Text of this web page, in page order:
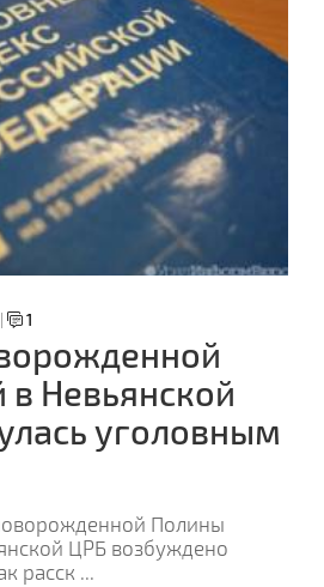
1
Невьянской
уголовным
Полины
ЦРБ возбуждено
расск ...